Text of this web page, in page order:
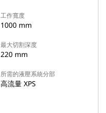
工作寬度
1000 mm
最大切割深度
220 mm
所需的液壓系統分部
高流量 XPS